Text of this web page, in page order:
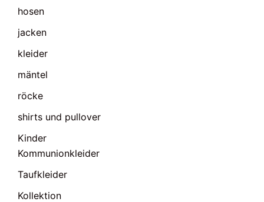
hosen
jacken
kleider
mäntel
röcke
shirts und pullover
Kinder
Kommunionkleider
Taufkleider
Kollektion